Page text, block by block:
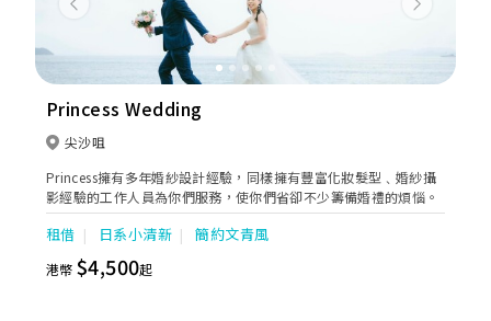
Previous Next
Princess Wedding
尖沙咀
Princess擁有多年婚紗設計經驗，同樣擁有豐富化妝髮型﹑婚紗攝
影經驗的工作人員為你們服務，使你們省卻不少籌備婚禮的煩惱。
租借 日系小清新 簡約文青風
港幣$4,500起